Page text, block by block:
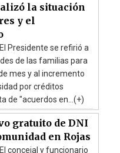
la situación
y el
El Presidente se refirió a
de las familias para
mes y al incremento
por créditos
de "acuerdos en...(+)
gratuito de DNI
en Rojas
El concejal y funcionario